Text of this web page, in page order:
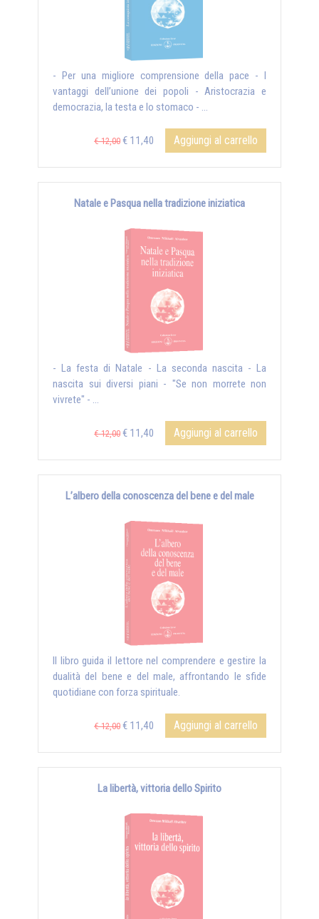
- Per una migliore comprensione della pace - I
vantaggi dell’unione dei popoli - Aristocrazia e
democrazia, la testa e lo stomaco - ...
€ 12,00 € 11,40 Aggiungi al carrello
Natale e Pasqua nella tradizione iniziatica
- La festa di Natale - La seconda nascita - La
nascita sui diversi piani - "Se non morrete non
vivrete" - ...
€ 12,00 € 11,40 Aggiungi al carrello
L’albero della conoscenza del bene e del male
Il libro guida il lettore nel comprendere e gestire la
dualità del bene e del male, affrontando le sfide
quotidiane con forza spirituale.
€ 12,00 € 11,40 Aggiungi al carrello
La libertà, vittoria dello Spirito